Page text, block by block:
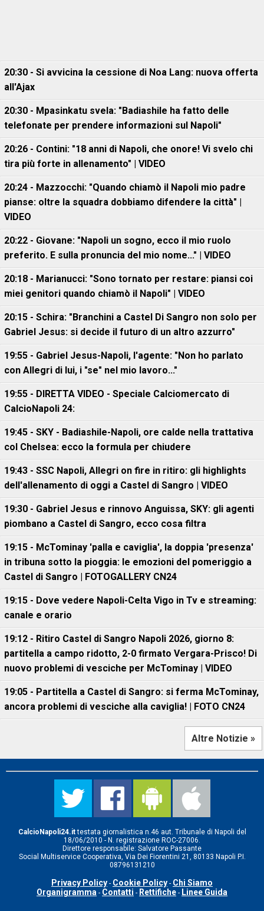
20:30 - Si avvicina la cessione di Noa Lang: nuova offerta
all'Ajax
20:30 - Mpasinkatu svela: "Badiashile ha fatto delle
telefonate per prendere informazioni sul Napoli"
20:26 - Contini: "18 anni di Napoli, che onore! Vi svelo chi
tira più forte in allenamento" | VIDEO
20:24 - Mazzocchi: "Quando chiamò il Napoli mio padre
pianse: oltre la squadra dobbiamo difendere la città" |
VIDEO
20:22 - Giovane: "Napoli un sogno, ecco il mio ruolo
preferito. E sulla pronuncia del mio nome..." | VIDEO
20:18 - Marianucci: "Sono tornato per restare: piansi coi
miei genitori quando chiamò il Napoli" | VIDEO
20:15 - Schira: "Branchini a Castel Di Sangro non solo per
Gabriel Jesus: si decide il futuro di un altro azzurro"
19:55 - Gabriel Jesus-Napoli, l'agente: "Non ho parlato
con Allegri di lui, i "se" nel mio lavoro..."
19:55 - DIRETTA VIDEO - Speciale Calciomercato di
CalcioNapoli 24:
19:45 - SKY - Badiashile-Napoli, ore calde nella trattativa
col Chelsea: ecco la formula per chiudere
19:43 - SSC Napoli, Allegri on fire in ritiro: gli highlights
dell'allenamento di oggi a Castel di Sangro | VIDEO
19:30 - Gabriel Jesus e rinnovo Anguissa, SKY: gli agenti
piombano a Castel di Sangro, ecco cosa filtra
19:15 - McTominay 'palla e caviglia', la doppia 'presenza'
in tribuna sotto la pioggia: le emozioni del pomeriggio a
Castel di Sangro | FOTOGALLERY CN24
19:15 - Dove vedere Napoli-Celta Vigo in Tv e streaming:
canale e orario
19:12 - Ritiro Castel di Sangro Napoli 2026, giorno 8:
partitella a campo ridotto, 2-0 firmato Vergara-Prisco! Di
nuovo problemi di vesciche per McTominay | VIDEO
19:05 - Partitella a Castel di Sangro: si ferma McTominay,
ancora problemi di vesciche alla caviglia! | FOTO CN24
Altre Notizie »
CalcioNapoli24.ittestata giornalistica n.46 aut. Tribunale di Napoli del
18/06/2010 - N. registrazione ROC-27006.
Direttore responsabile: Salvatore Passante
Social Multiservice Cooperativa, Via Dei Fiorentini 21, 80133 Napoli P.I.
08796131210
Privacy Policy - Cookie Policy - Chi Siamo
Organigramma - Contatti - Rettifiche - Linee Guida